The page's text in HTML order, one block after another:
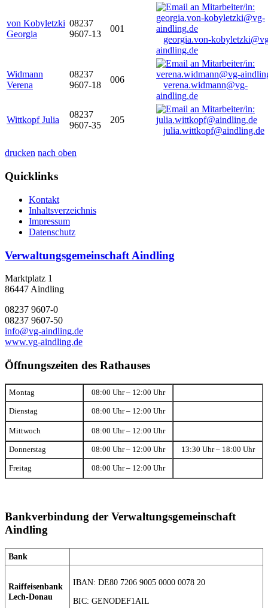
von Kobyletzki
Georgia
08237
9607-13
001
georgia.von-
aindling.de
Widmann
Verena
08237
9607-18
006
verena.widmann@vg-
aindling.de
Wittkopf Julia
08237
9607-35
205
julia.wittkopf@aindling.de
drucken nach oben
Quicklinks
Kontakt
Inhaltsverzeichnis
Impressum
Datenschutz
Verwaltungsgemeinschaft Aindling
Marktplatz 1
86447 Aindling
08237 9607-0
08237 9607-50
info@vg-aindling.de
www.vg-aindling.de
Öffnungszeiten des Rathauses
Montag 08:00 Uhr – 12:00 Uhr
Dienstag 08:00 Uhr – 12:00 Uhr
Mittwoch 08:00 Uhr – 12:00 Uhr
Donnerstag 08:00 Uhr – 12:00 Uhr 13:30 Uhr – 18:00 Uhr
Freitag 08:00 Uhr – 12:00 Uhr
Bankverbindung der Verwaltungsgemeinschaft
Aindling
Bank
Raiffeisenbank
Lech-Donau
IBAN: DE80 7206 9005 0000 0078 20
BIC: GENODEF1AIL